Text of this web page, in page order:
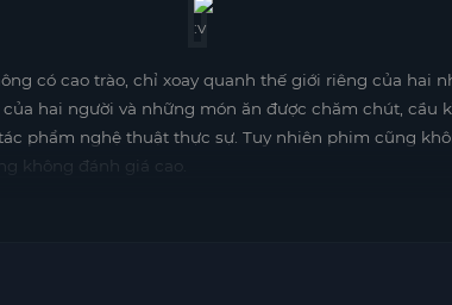
có cao trào, chỉ xoay quanh thế giới riêng của hai
hai người và những món ăn được chăm chút, cầu
phẩm nghệ thuật thực sự. Tuy nhiên phim cũng
không đánh giá cao.